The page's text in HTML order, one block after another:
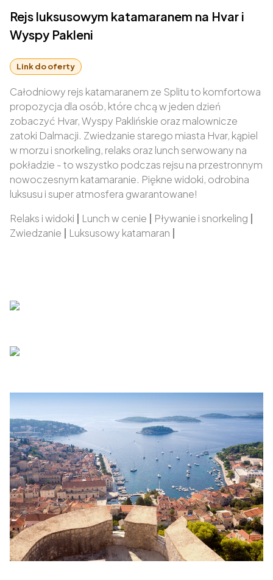
Rejs luksusowym katamaranem na Hvar i
Wyspy Pakleni
Link do oferty
Całodniowy rejs katamaranem ze Splitu to komfortowa
propozycja dla osób, które chcą w jeden dzień
zobaczyć Hvar, Wyspy Paklińskie oraz malownicze
zatoki Dalmacji. Zwiedzanie starego miasta Hvar, kąpiel
w morzu i snorkeling, relaks oraz lunch serwowany na
pokładzie - to wszystko podczas rejsu na przestronnym
nowoczesnym katamaranie. Piękne widoki, odrobina
luksusu i super atmosfera gwarantowane!
Relaks i widoki
Lunch w cenie Pływanie i snorkeling
Zwiedzanie
Luksusowy katamaran